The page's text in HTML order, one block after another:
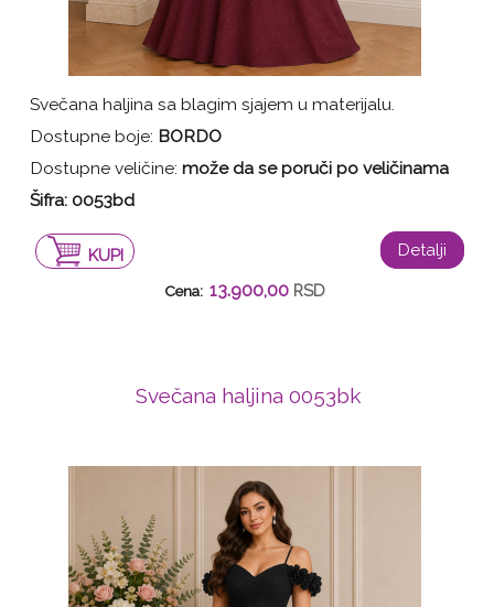
Svečana haljina sa blagim sjajem u materijalu.
Dostupne boje: BORDO
Dostupne veličine: može da se poruči po veličinama
Šifra: 0053bd
KUPI Detalji
Cena: 13.900,00 RSD
Svečana haljina 0053bk